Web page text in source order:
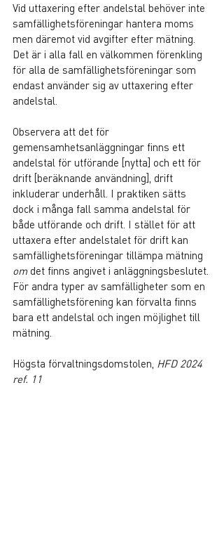
Vid uttaxering efter andelstal behöver inte
samfällighetsföreningar hantera moms
men däremot vid avgifter efter mätning.
Det är i alla fall en välkommen förenkling
för alla de samfällighetsföreningar som
endast använder sig av uttaxering efter
andelstal.
Observera att det för
gemensamhetsanläggningar finns ett
andelstal för utförande [nytta] och ett för
drift [beräknande användning], drift
inkluderar underhåll. I praktiken sätts
dock i många fall samma andelstal för
både utförande och drift. I stället för att
uttaxera efter andelstalet för drift kan
samfällighetsföreningar tillämpa mätning
om det finns angivet i anläggningsbeslutet.
För andra typer av samfälligheter som en
samfällighetsförening kan förvalta finns
bara ett andelstal och ingen möjlighet till
mätning.
Högsta förvaltningsdomstolen, HFD 2024
ref. 11